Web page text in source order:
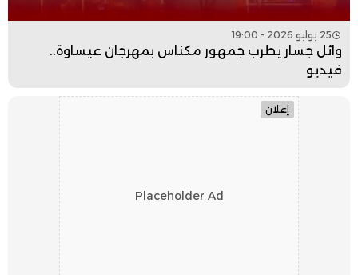
25 يوليو 2026 - 19:00
وائل جسار يطرب جمهور مكناس بمهرجان عيساوة..
فيديو
إعلان
Placeholder Ad